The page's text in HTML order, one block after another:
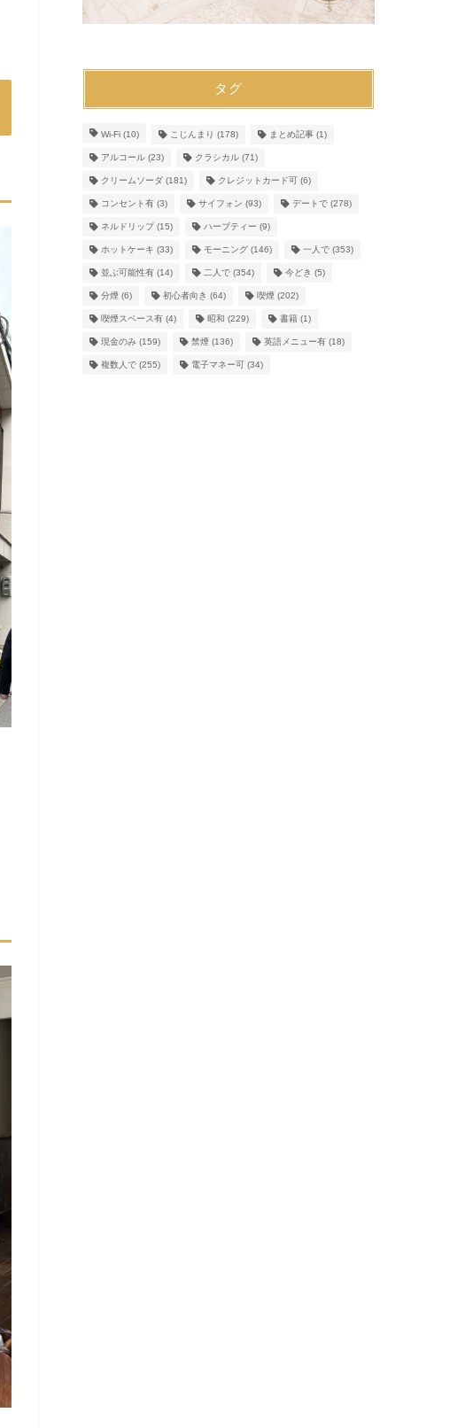
タグ
Wi-Fi(10) こじんまり (178) まとめ記事(1)
アルコール(23) クラシカル(71)
クリームソーダ(181) クレジットカード可(6)
コンセント有(3) サイフォン (93) デートで(278)
ネルドリップ(15) ハーブティー (9)
ホットケーキ (33) モーニング(146) 一人で(353)
並ぶ可能性有(14) 二人で(354) 今どき (5)
分煙(6) 初心者向き (64) 喫煙(202)
喫煙スペース有(4) 昭和 (229) 書籍(1)
現金のみ(159) 禁煙(136) 英語メニュー有(18)
複数人で(255) 電子マネー可(34)